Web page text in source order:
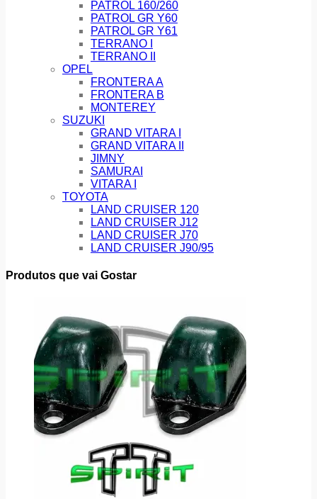
PATROL 160/260
PATROL GR Y60
PATROL GR Y61
TERRANO I
TERRANO II
OPEL
FRONTERA A
FRONTERA B
MONTEREY
SUZUKI
GRAND VITARA I
GRAND VITARA II
JIMNY
SAMURAI
VITARA I
TOYOTA
LAND CRUISER 120
LAND CRUISER J12
LAND CRUISER J70
LAND CRUISER J90/95
Produtos que vai Gostar